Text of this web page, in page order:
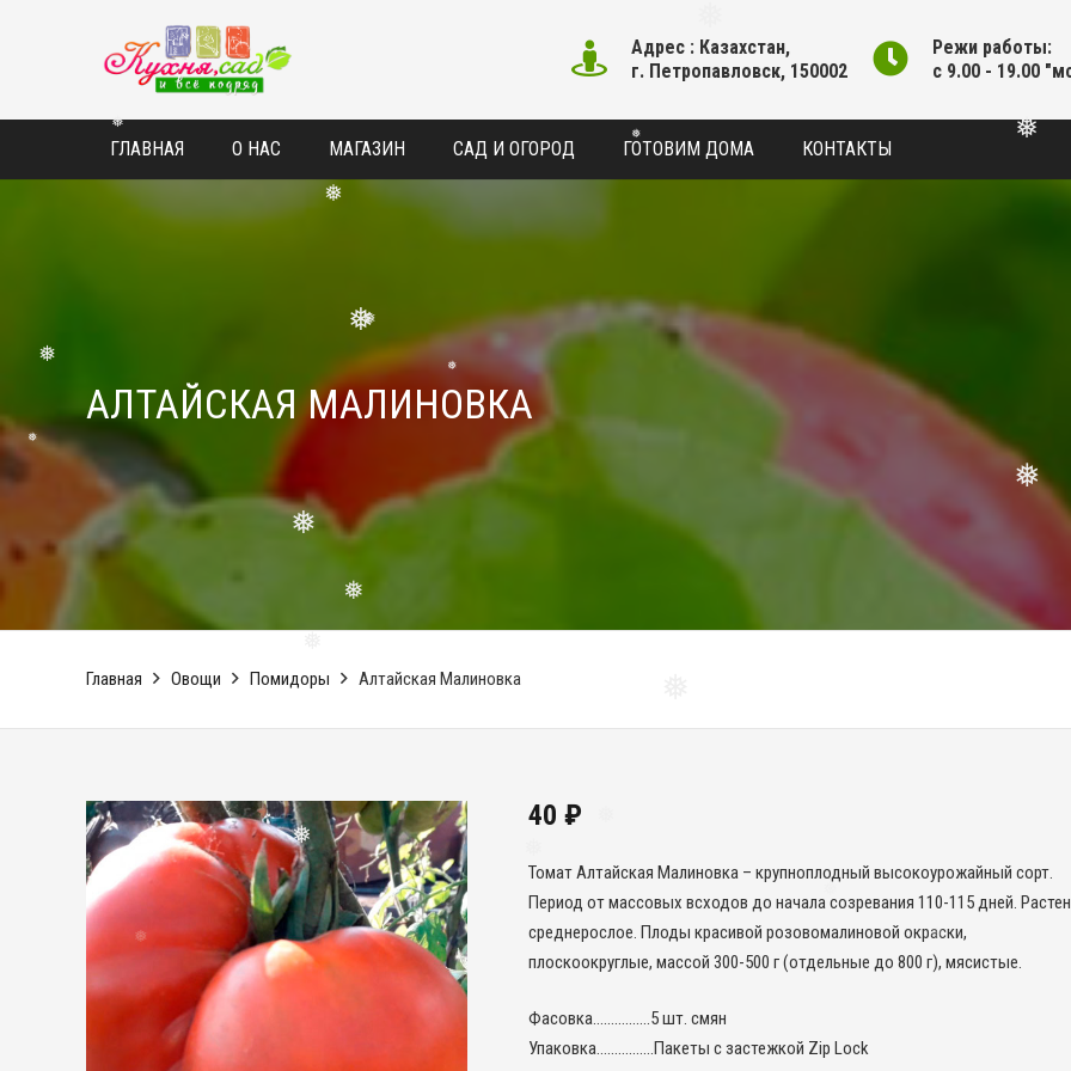
❅
❅
❅
❅
❅
❅
❅
❅
❅ ❅
❅
❅
Адрес : Казахстан,
г. Петропавловск, 150002
Режи работы:
с 9.00 - 19.00
ГЛАВНАЯ О НАС МАГАЗИН САД И ОГОРОД ГОТОВИМ ДОМА КОНТАКТЫ
АЛТАЙСКАЯ МАЛИНОВКА
Главная Овощи Помидоры Алтайская Малиновка
40 ₽
Томат Алтайская Малиновка – крупноплодный высокоурожайный сорт.
Период от массовых всходов до начала созревания 110-115 дней.
среднерослое. Плоды красивой розовомалиновой окраски,
плоскоокруглые, массой 300-500 г (отдельные до 800 г), мясистые.
Фасовка…………….5 шт. смян
Упаковка…………….Пакеты с застежкой Zip Lock